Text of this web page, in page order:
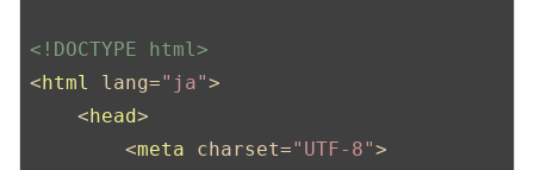
<!DOCTYPE html>
< html lang="ja">
< head>
<meta charset="UTF-8">